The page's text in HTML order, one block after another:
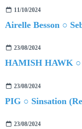
11/10/2024
Airelle Besson ○
23/08/2024
HAMISH HAWK
23/08/2024
PIG ○ Sinsation
23/08/2024